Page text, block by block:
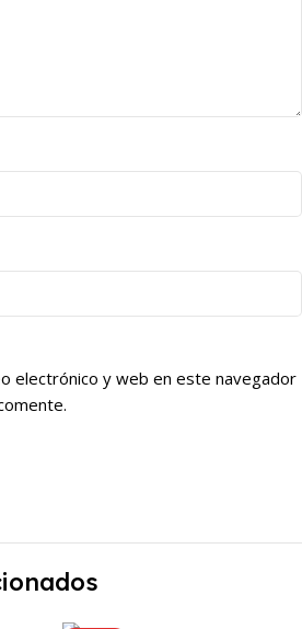
electrónico y web en este navegador